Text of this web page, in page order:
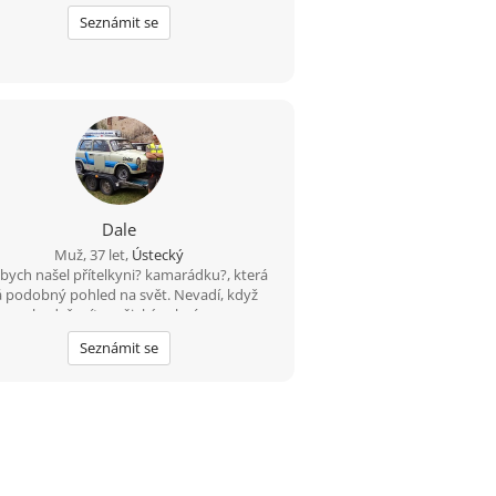
Seznámit se
Dale
Muž, 37 let, Ústecký
našel přítelkyni? kamarádku?, která
podobný pohled na svět. Nevadí, když
budeš mít o nějaký rok víc.
Seznámit se